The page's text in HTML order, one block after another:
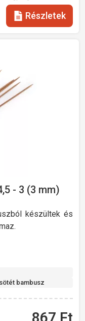
Részletek
- 3 (3 mm)
készültek és
bambusz